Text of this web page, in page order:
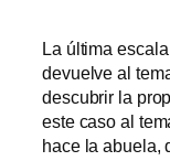
La última
devuelve al
descubrir la
este caso al
hace la abuela,